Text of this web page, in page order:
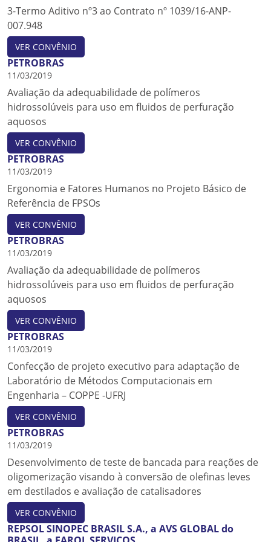
3-Termo Aditivo nº3 ao Contrato nº 1039/16-ANP-
007.948
VER CONVÊNIO
PETROBRAS
11/03/2019
Avaliação da adequabilidade de polímeros
hidrossolúveis para uso em fluidos de perfuração
aquosos
VER CONVÊNIO
PETROBRAS
11/03/2019
Ergonomia e Fatores Humanos no Projeto Básico de
Referência de FPSOs
VER CONVÊNIO
PETROBRAS
11/03/2019
Avaliação da adequabilidade de polímeros
hidrossolúveis para uso em fluidos de perfuração
aquosos
VER CONVÊNIO
PETROBRAS
11/03/2019
Confecção de projeto executivo para adaptação de
Laboratório de Métodos Computacionais em
Engenharia – COPPE -UFRJ
VER CONVÊNIO
PETROBRAS
11/03/2019
Desenvolvimento de teste de bancada para reações de
oligomerização visando à conversão de olefinas leves
em destilados e avaliação de catalisadores
VER CONVÊNIO
REPSOL SINOPEC BRASIL S.A., a AVS GLOBAL do